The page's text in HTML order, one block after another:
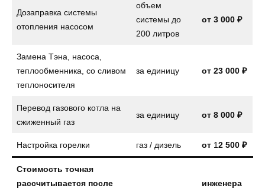
Дозаправка системы
отопления насосом
объем
системы до
200 литров
от 3 000 ₽
Замена Тэна, насоса,
теплообменника, со сливом
теплоносителя
за единицу от 23 000 ₽
Перевод газового котла на
сжиженный газ
за единицу от 8 000 ₽
Настройка горелки газ / дизель от 12 500 ₽
Стоимость точная
рассчитывается после
инженера